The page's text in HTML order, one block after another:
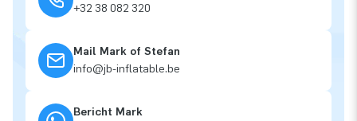
+32 38 082 320
Mail Mark of Stefan
info@jb-inflatable.be
Bericht Mark